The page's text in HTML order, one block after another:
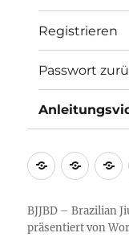
Registrieren
Passwort
Startseite
BJJBD – Brazilian
präsentiert von